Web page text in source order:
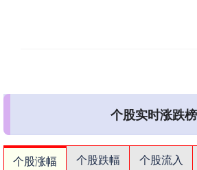
个股实时涨跌榜
个股涨幅 个股跌幅 个股流入